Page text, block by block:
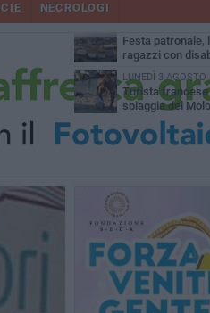
NECROLOGI
MERCOLEDÌ 5
Festa patronale,
ragazzi con
LUNEDÌ 3 AGOSTO
Turista
spiaggia del